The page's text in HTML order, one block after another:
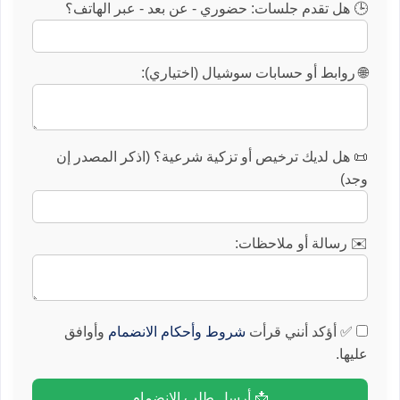
🕒 هل تقدم جلسات: حضوري - عن بعد - عبر الهاتف؟
🌐 روابط أو حسابات سوشيال (اختياري):
📜 هل لديك ترخيص أو تزكية شرعية؟ (اذكر المصدر إن
وجد)
✉️ رسالة أو ملاحظات:
✅ أؤكد أنني قرأت شروط وأحكام الانضمام وأوافق
عليها.